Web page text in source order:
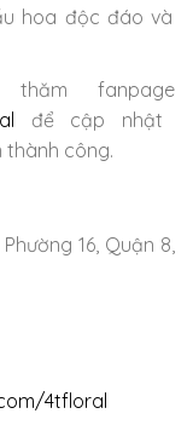
hoa độc đáo và
fanpage
để cập nhật
thành công.
16, Quận 8,
4tfloral